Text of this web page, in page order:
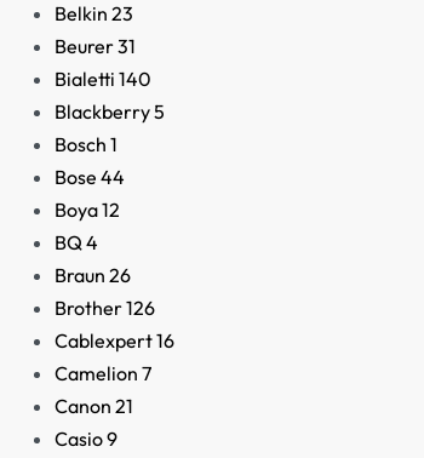
Belkin 23
Beurer31
Bialetti 140
Blackberry5
Bosch 1
Bose 44
Boya12
BQ4
Braun 26
Brother126
Cablexpert16
Camelion 7
Canon 21
Casio9